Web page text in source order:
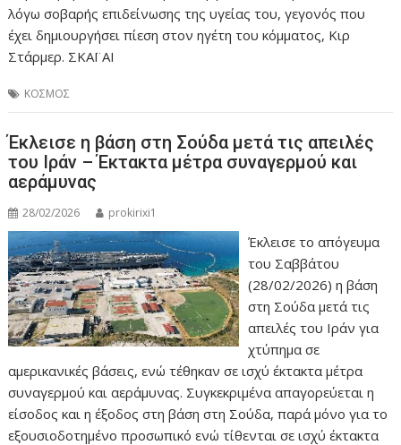
λόγω σοβαρής επιδείνωσης της υγείας του, γεγονός που
έχει δημιουργήσει πίεση στον ηγέτη του κόμματος, Κιρ
Στάρμερ. ΣΚΑΪ AI
ΚΟΣΜΟΣ
Έκλεισε η βάση στη Σούδα μετά τις απειλές
του Ιράν – Έκτακτα μέτρα συναγερμού και
αεράμυνας
28/02/2026 prokirixi1
Έκλεισε το απόγευμα
του Σαββάτου
(28/02/2026) η βάση
στη Σούδα μετά τις
απειλές του Ιράν για
χτύπημα σε
αμερικανικές βάσεις, ενώ τέθηκαν σε ισχύ έκτακτα μέτρα
συναγερμού και αεράμυνας. Συγκεκριμένα απαγορεύεται η
είσοδος και η έξοδος στη βάση στη Σούδα, παρά μόνο για το
εξουσιοδοτημένο προσωπικό ενώ τίθενται σε ισχύ έκτακτα